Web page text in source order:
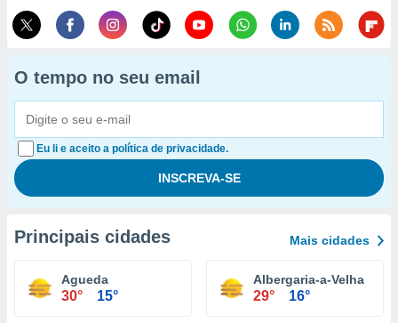
O tempo no seu email
Eu li e aceito a política de privacidade.
Principais cidades Mais cidades
Agueda
30° 15°
Albergaria-a-Velha
29° 16°